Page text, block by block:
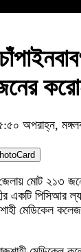
অপরাহ্ন,
জেলায় মোট ২১৩
একটি পিসিআর
মেডিকেল